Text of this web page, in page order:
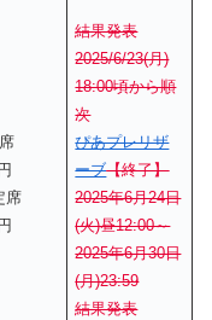
席
結果発表
2025/6/23(月)
18:00頃から順
次
ぴあプレリザ
ーブ【終了】
2025年6月24日
(火)昼12:00～
2025年6月30日
(月)23:59
結果発表